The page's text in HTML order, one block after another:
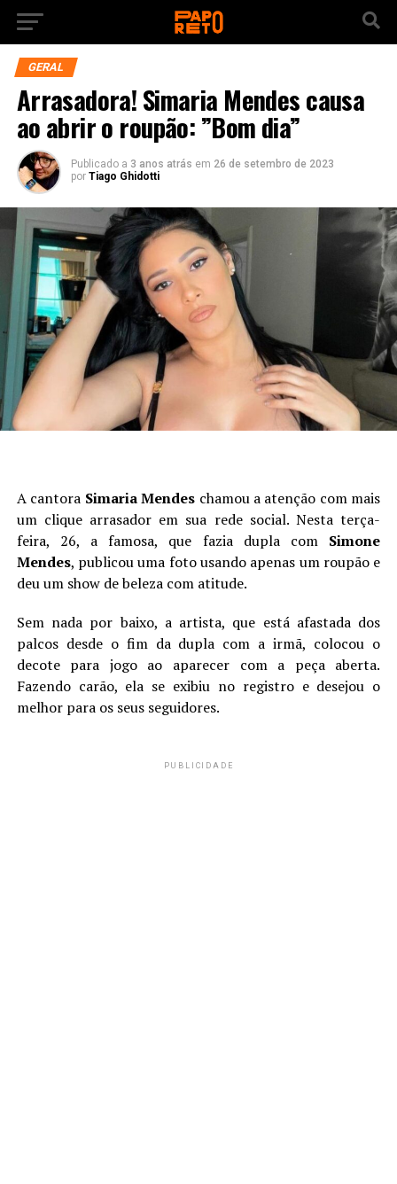
GERAL
Arrasadora! Simaria Mendes causa
ao abrir o roupão: ”Bom dia”
Publicado a 3 anos atrás em 26 de setembro de 2023
por Tiago Ghidotti
A cantora Simaria Mendes chamou a atenção com mais
um clique arrasador em sua rede social. Nesta terça-
feira, 26, a famosa, que fazia dupla com Simone
Mendes, publicou uma foto usando apenas um roupão e
deu um show de beleza com atitude.
Sem nada por baixo, a artista, que está afastada dos
palcos desde o fim da dupla com a irmã, colocou o
decote para jogo ao aparecer com a peça aberta.
Fazendo carão, ela se exibiu no registro e desejou o
melhor para os seus seguidores.
PUBLICIDADE